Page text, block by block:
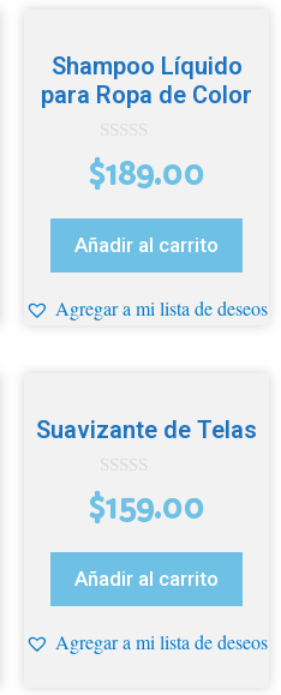
Shampoo Líquido
para Ropa de Color
0
d
e
$189.00
Añadir al carrito
Agregar a mi lista de deseos
Suavizante de Telas
0
d
e
$159.00
Añadir al carrito
Agregar a mi lista de deseos